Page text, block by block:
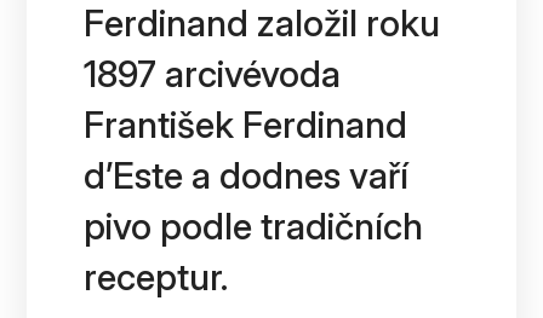
Ferdinand založil roku
1897 arcivévoda
František Ferdinand
d’Este a dodnes vaří
pivo podle tradičních
receptur.